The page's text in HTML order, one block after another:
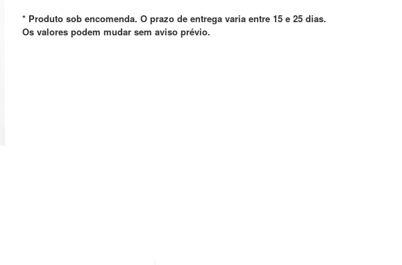
* Produto sob encomenda. O prazo de entrega varia entre 15 e 25 dias.
Os valores podem mudar sem aviso prévio.